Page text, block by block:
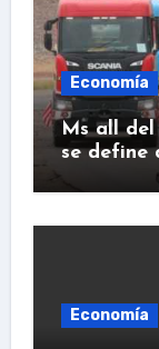
Economía
Ms all
se define
Economía